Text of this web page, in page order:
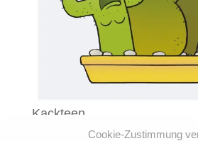
Cookie-Zustimmung
Kackteen